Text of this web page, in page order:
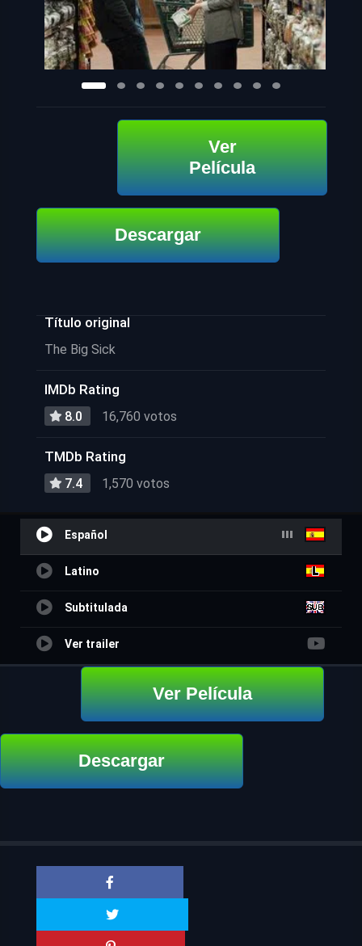
Ver
Película
Descargar
Título original
The Big Sick
IMDb Rating
8.0 16,760 votos
TMDb Rating
7.4 1,570 votos
Español
Latino
Subtitulada
Ver trailer
Ver Película
Descargar